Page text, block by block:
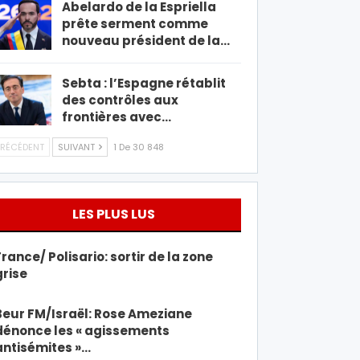
Abelardo de la Espriella
prête serment comme
nouveau président de la…
Sebta : l’Espagne rétablit
des contrôles aux
frontières avec…
SUIVANT 1 De 30 848
LES PLUS LUS
Polisario: sortir de la zone
FM/Israël: Rose Ameziane
les « agissements
»…